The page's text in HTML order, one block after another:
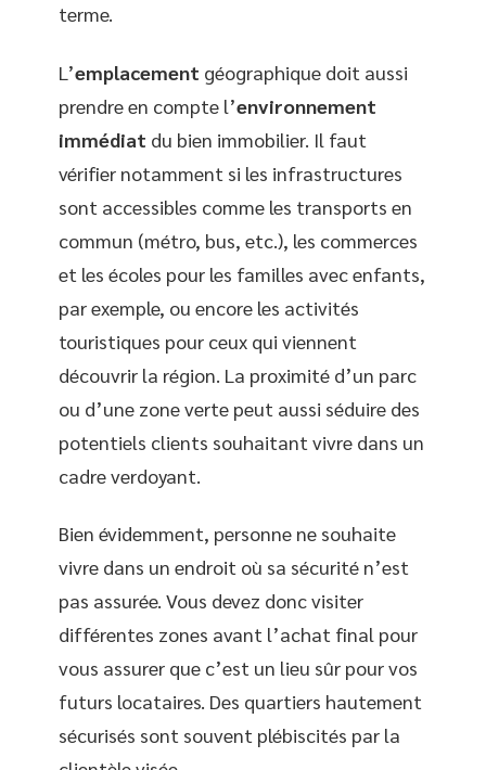
terme.
L’emplacement géographique doit aussi
prendre en compte l’environnement
immédiat du bien immobilier. Il faut
vérifier notamment si les infrastructures
sont accessibles comme les transports en
commun (métro, bus, etc.), les commerces
et les écoles pour les familles avec enfants,
par exemple, ou encore les activités
touristiques pour ceux qui viennent
découvrir la région. La proximité d’un parc
ou d’une zone verte peut aussi séduire des
potentiels clients souhaitant vivre dans un
cadre verdoyant.
Bien évidemment, personne ne souhaite
vivre dans un endroit où sa sécurité n’est
pas assurée. Vous devez donc visiter
différentes zones avant l’achat final pour
vous assurer que c’est un lieu sûr pour vos
futurs locataires. Des quartiers hautement
sécurisés sont souvent plébiscités par la